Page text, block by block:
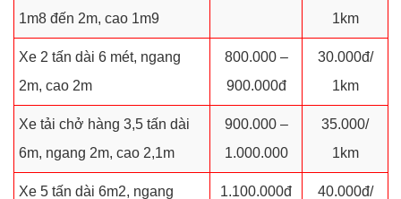
1m8 đến 2m, cao 1m9
1km
Xe 2 tấn dài 6 mét, ngang
2m, cao 2m
800.000 –
900.000đ
30.000đ/
1km
Xe tải chở hàng 3,5 tấn dài
6m, ngang 2m, cao 2,1m
900.000 –
1.000.000
35.000/
1km
Xe 5 tấn dài 6m2, ngang
1.100.000đ
40.000đ/